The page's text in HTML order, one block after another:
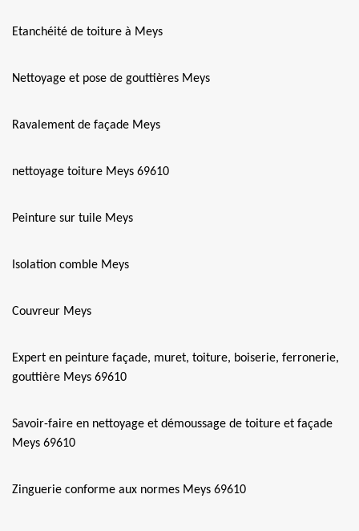
Etanchéité de toiture à Meys
Nettoyage et pose de gouttières Meys
Ravalement de façade Meys
nettoyage toiture Meys 69610
Peinture sur tuile Meys
Isolation comble Meys
Couvreur Meys
Expert en peinture façade, muret, toiture, boiserie, ferronerie,
gouttière Meys 69610
Savoir-faire en nettoyage et démoussage de toiture et façade
Meys 69610
Zinguerie conforme aux normes Meys 69610